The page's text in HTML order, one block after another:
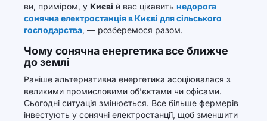
ви, приміром, у Києві й вас цікавить недорога
сонячна електростанція в Києві для сільського
господарства, — розберемося разом.
Чому сонячна енергетика все ближче
до землі
Раніше альтернативна енергетика асоціювалася з
великими промисловими об’єктами чи офісами.
Сьогодні ситуація змінюється. Все більше фермерів
інвестують у сонячні електростанції, щоб зменшити